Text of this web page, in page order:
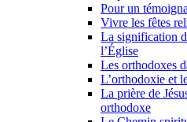
Pour un
Vivre les fêtes
La signification
l’Église
Les orthodoxes
L’orthodoxie et
La prière de
orthodoxe